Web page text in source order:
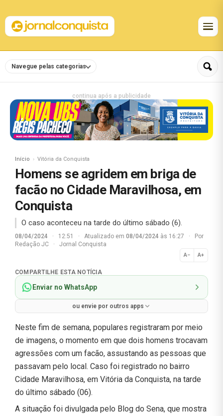
Navegue pelas categorias
continua após a publicidade
Início Vitória da Conquista
Homens se agridem em briga de
facão no Cidade Maravilhosa, em
Conquista
O caso aconteceu na tarde do último sábado (6).
08/04/2024 · 12:51 · Atualizado em 08/04/2024 às 16:27 ·
Por
Redação JC
· Jornal Conquista
A− A+
Normal
COMPARTILHE ESTA NOTÍCIA
Enviar no WhatsApp
ou envie por outros apps
Neste fim de semana, populares registraram por meio
de imagens, o momento em que dois homens trocavam
agressões com um facão, assustando as pessoas que
passavam pelo local. Caso foi registrado no bairro
Cidade Maravilhosa, em Vitória da Conquista, na tarde
do último sábado (06).
A situação foi divulgada pelo Blog do Sena, que mostra